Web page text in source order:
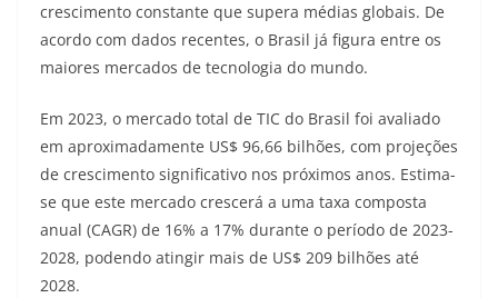
crescimento constante que supera médias globais. De
acordo com dados recentes, o Brasil já figura entre os
maiores mercados de tecnologia do mundo.
Em 2023, o mercado total de TIC do Brasil foi avaliado
em aproximadamente US$ 96,66 bilhões, com projeções
de crescimento significativo nos próximos anos. Estima-
se que este mercado crescerá a uma taxa composta
anual (CAGR) de 16% a 17% durante o período de 2023-
2028, podendo atingir mais de US$ 209 bilhões até
2028.